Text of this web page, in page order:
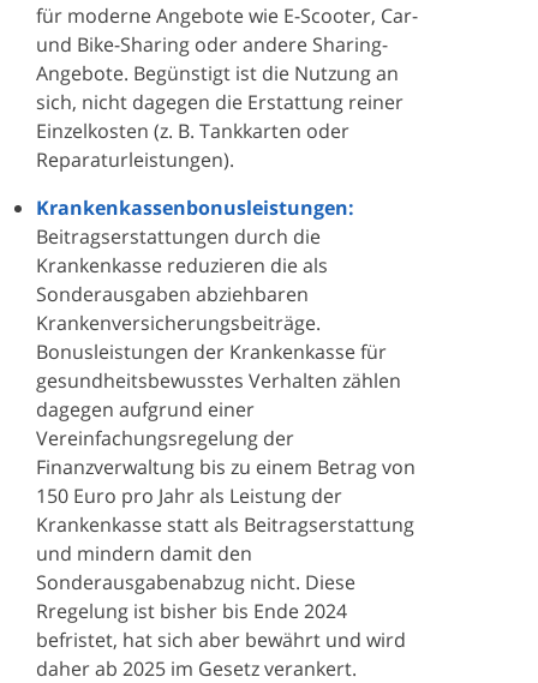
für moderne Angebote wie E-Scooter, Car-
und Bike-Sharing oder andere Sharing-
Angebote. Begünstigt ist die Nutzung an
sich, nicht dagegen die Erstattung reiner
Einzelkosten (z. B. Tankkarten oder
Reparaturleistungen).
Krankenkassenbonusleistungen:
Beitragserstattungen durch die
Krankenkasse reduzieren die als
Sonderausgaben abziehbaren
Krankenversicherungsbeiträge.
Bonusleistungen der Krankenkasse für
gesundheitsbewusstes Verhalten zählen
dagegen aufgrund einer
Vereinfachungsregelung der
Finanzverwaltung bis zu einem Betrag von
150 Euro pro Jahr als Leistung der
Krankenkasse statt als Beitragserstattung
und mindern damit den
Sonderausgabenabzug nicht. Diese
Rregelung ist bisher bis Ende 2024
befristet, hat sich aber bewährt und wird
daher ab 2025 im Gesetz verankert.